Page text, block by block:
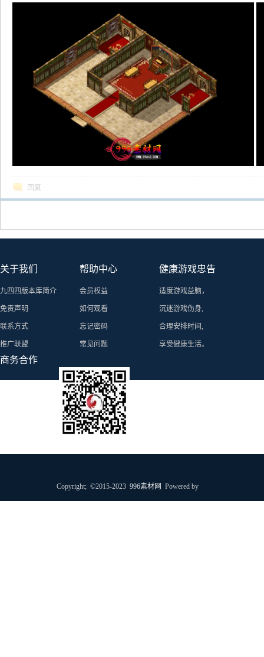
回复
关于我们
九四四版本库简介
免责声明
联系方式
推广联盟
帮助中心
会员权益
如何观看
忘记密码
常见问题
健康游戏忠告
适度游戏益脑，
沉迷游戏伤身,
合理安排时间,
享受健康生活。
商务合作
Copyright; ©2015-2023 996素材网 Powered by